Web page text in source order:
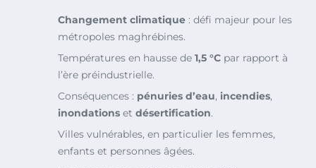
Changement climatique : défi majeur pour les
métropoles maghrébines.
Températures en hausse de 1,5 °C par rapport à
l’ère préindustrielle.
Conséquences : pénuries d’eau, incendies,
inondations et désertification.
Villes vulnérables, en particulier les femmes,
enfants et personnes âgées.